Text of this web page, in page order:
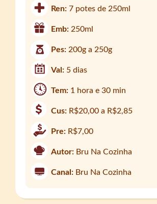
Ren:7 potes de 250ml
Emb: 250ml
Pes: 200g a 250g
Val: 5 dias
Tem: 1 hora e 30 min
Cus: R$20,00 a R$2,85
Pre: R$7,00
Autor: Bru Na Cozinha
Canal: Bru Na Cozinha